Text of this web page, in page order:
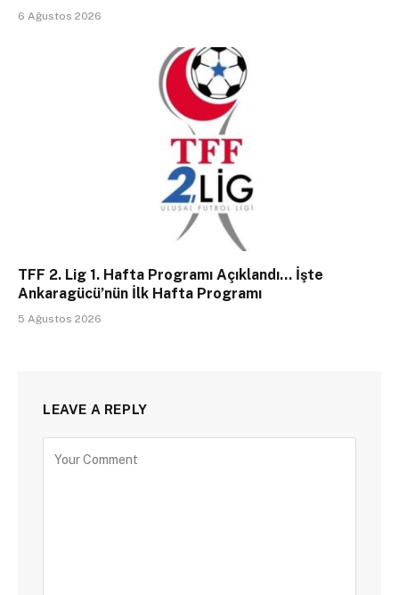
6 Ağustos 2026
TFF 2. Lig 1. Hafta Programı Açıklandı… İşte
Ankaragücü’nün İlk Hafta Programı
5 Ağustos 2026
LEAVE A REPLY